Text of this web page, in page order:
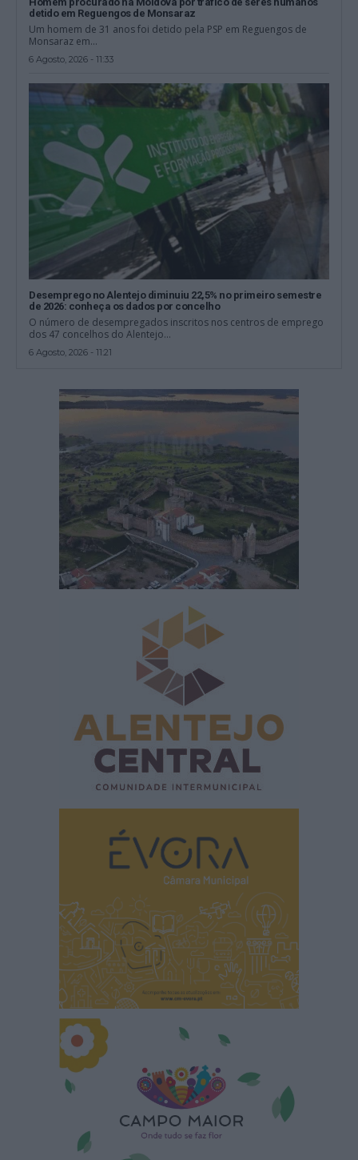
detido em Reguengos de Monsaraz
Um homem de 31 anos foi detido pela PSP em Reguengos de
Monsaraz em...
6 Agosto, 2026 - 11:33
Desemprego no Alentejo diminuiu 22,5% no primeiro semestre
de 2026: conheça os dados por concelho
O número de desempregados inscritos nos centros de emprego
dos 47 concelhos do Alentejo...
6 Agosto, 2026 - 11:21